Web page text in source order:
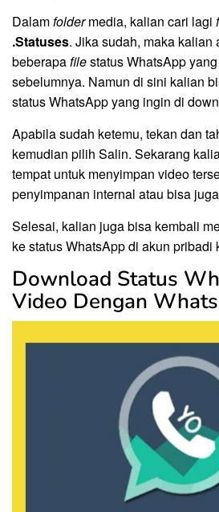
Dalamfoldermedia, kalian cari lagi
.Statuses. Jika sudah, maka kalian
beberapafilestatus WhatsApp
sebelumnya. Namun di sini kalian
status WhatsApp yang ingin di
Apabila sudah ketemu, tekan dan
kemudian pilih Salin. Sekarang
tempat untuk menyimpan video
penyimpanan internal atau bisa
Selesai, kalian juga bisa kembali
ke status WhatsApp di akun pribadi
Download Status
Video Dengan